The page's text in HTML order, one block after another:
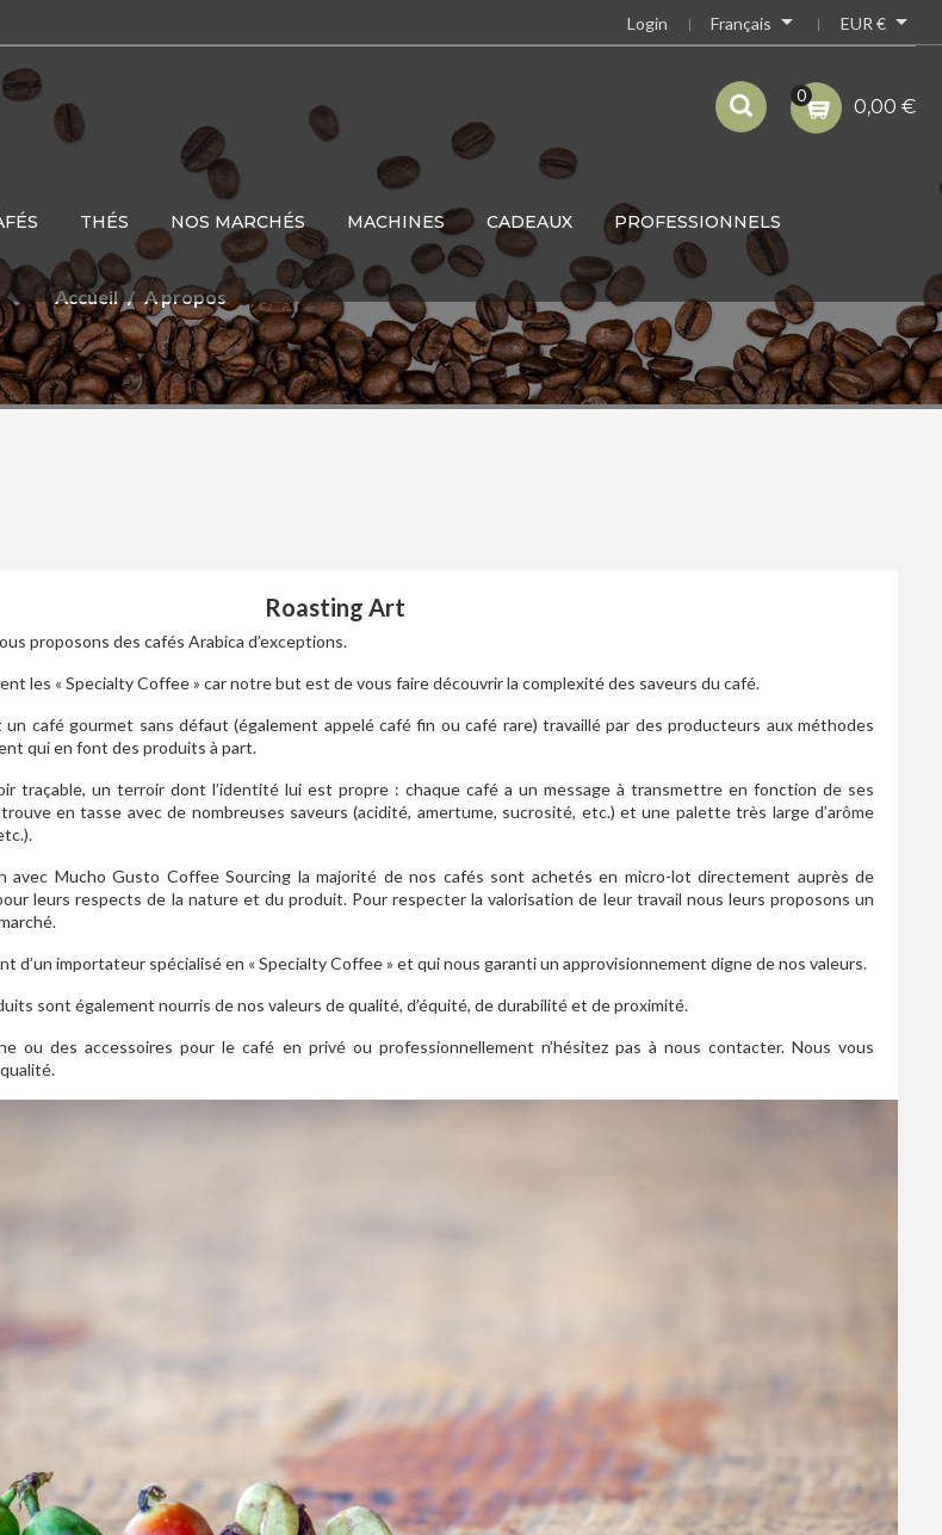
EUR € 
Français 
Login
0 0,00 €
THÉS NOS MARCHÉS MACHINES CADEAUX PROFESSIONNELS
Accueil A propos
Roasting Art
proposons des cafés Arabica d’exceptions.
les « Specialty Coffee » car notre but est de vous faire découvrir la complexité des saveurs du café.
un café gourmet sans défaut (également appelé café fin ou café rare) travaillé par des producteurs aux méthodes
qui en font des produits à part.
traçable, un terroir dont l’identité lui est propre : chaque café a un message à transmettre en fonction de ses
en tasse avec de nombreuses saveurs (acidité, amertume, sucrosité, etc.) et une palette très large d’arôme
avec Mucho Gusto Coffee Sourcing la majorité de nos cafés sont achetés en micro-lot directement auprès de
leurs respects de la nature et du produit. Pour respecter la valorisation de leur travail nous leurs proposons un
d’un importateur spécialisé en « Specialty Coffee » et qui nous garanti un approvisionnement digne de nos valeurs.
sont également nourris de nos valeurs de qualité, d’équité, de durabilité et de proximité.
ou des accessoires pour le café en privé ou professionnellement n’hésitez pas à nous contacter. Nous vous